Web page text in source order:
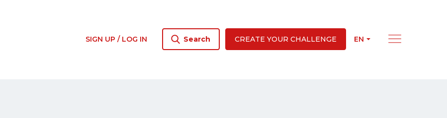
SIGN UP / LOG IN Search CREATE YOUR CHALLENGE EN